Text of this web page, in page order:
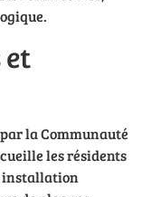
et
la Communauté
les résidents
installation